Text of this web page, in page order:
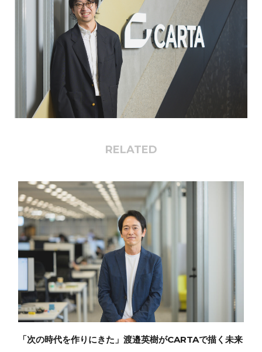
RELATED
「次の時代を作りにきた」渡邉英樹がCARTAで描く未来